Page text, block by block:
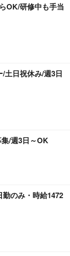
OK/研修中も手当
土日祝休み/週3日
/週3日～OK
のみ・時給1472